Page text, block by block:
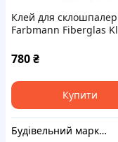
Клей для склошпалер
Farbmann Fiberglas
780₴
Купити
Будівельний маркет Маяк